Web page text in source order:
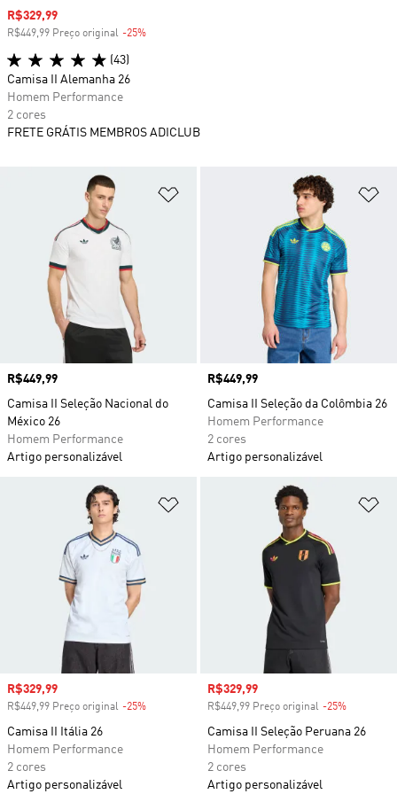
Adicionar à Lista de Desejos
Preço
R$449,99
Camisa II Seleção Nacional do
México 26
Homem Performance
Artigo personalizável
Preço
R$449,99
Camisa II Seleção da Colômbia 26
Homem Performance
2 cores
Artigo personalizável
Adicionar à Lista de Desejos
Preço com desconto
R$329,99
R$449,99 Preço original -25%
Camisa II Itália 26
Homem Performance
2 cores
Artigo personalizável
Preço com desconto
R$329,99
R$449,99 Preço original -25%
Camisa II Seleção Peruana 26
Homem Performance
2 cores
Artigo personalizável
Preço com desconto
R$329,99
R$449,99 Preço original -25%
(43)
Camisa II Alemanha 26
Homem Performance
2 cores
FRETE GRÁTIS MEMBROS ADICLUB